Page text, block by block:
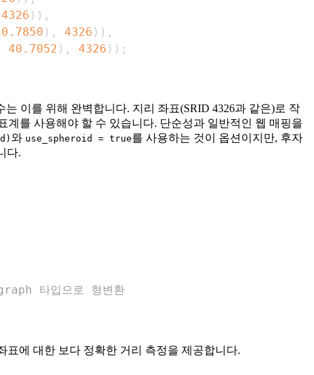
4326 ) ) ,
) , 4326 ) ) ,
40.7052 ) , 4326 ) ) ;
는 이를 위해 완벽합니다. 지리 좌표(SRID 4326과 같은)로 작
를 사용해야 할 수 있습니다. 단순성과 일반적인 웹 매핑을
와 use_spheroid = true를 사용하는 것이 옵션이지만, 후자
다.
타입으로 형변환
표에 대한 보다 정확한 거리 측정을 제공합니다.